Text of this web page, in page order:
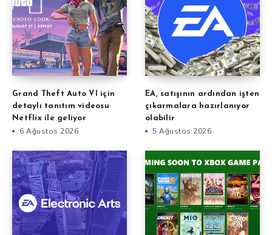
Grand Theft Auto VI için
detaylı tanıtım videosu
Netflix ile geliyor
6 Ağustos 2026
EA, satışının ardından işten
çıkarmalara hazırlanıyor
olabilir
5 Ağustos 2026